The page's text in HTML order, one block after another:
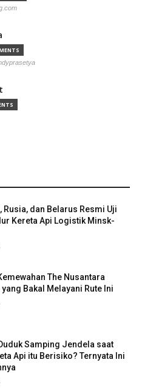
Rusia, dan Belarus Resmi Uji
Kereta Api Logistik Minsk-
The Nusantara
Bakal Melayani Rute Ini
Samping Jendela saat
Api itu Berisiko? Ternyata Ini